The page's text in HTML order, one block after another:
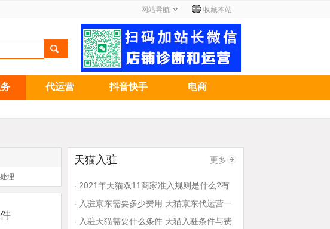
网站导航 收藏本站
代运营 抖音快手 电商
理
更多
天猫入驻
· 2021年天猫双11商家准入规则是什么?有
哪些招商原则?
· 入驻京东需要多少费用 天猫京东代运营一
个月多少钱一般是怎么收费的
· 入驻天猫需要什么条件 天猫入驻条件与费